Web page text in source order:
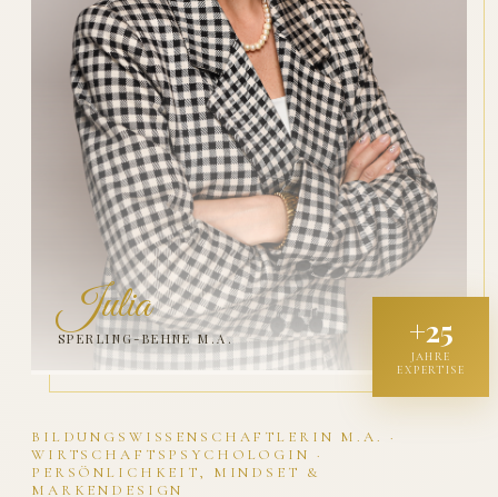
BILDUNGSWISSENSCHAFTLERIN M.A. ·
WIRTSCHAFTSPSYCHOLOGIN ·
PERSÖNLICHKEIT, MINDSET &
MARKENDESIGN
Julia
SPERLING-BEHNE M.A. +25
JAHRE
EXPERTISE